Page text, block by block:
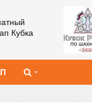
Кубка